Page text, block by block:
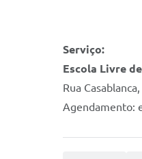
Serviço:
Escola Livre
Rua
Agendamento: